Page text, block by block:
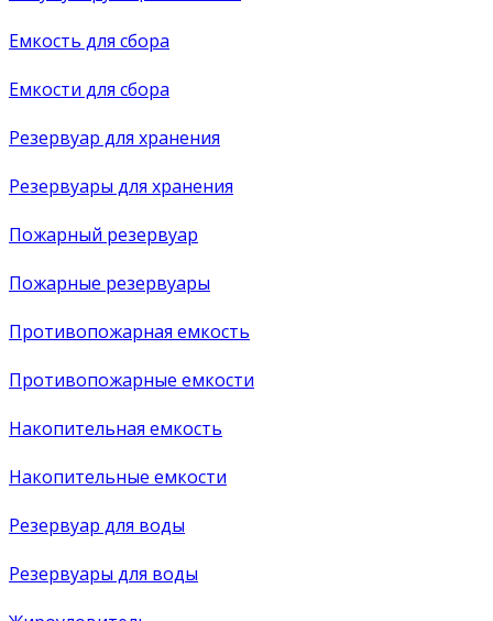
Емкость для сбора
Емкости для сбора
Резервуар для хранения
Резервуары для хранения
Пожарный резервуар
Пожарные резервуары
Противопожарная емкость
Противопожарные емкости
Накопительная емкость
Накопительные емкости
Резервуар для воды
Резервуары для воды